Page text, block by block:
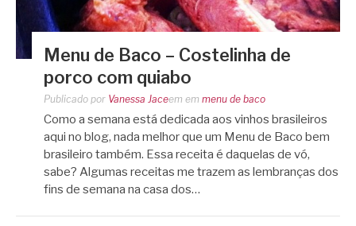
Menu de Baco – Costelinha de
porco com quiabo
Publicado por Vanessa Jaceem em menu de baco
Como a semana está dedicada aos vinhos brasileiros
aqui no blog, nada melhor que um Menu de Baco bem
brasileiro também. Essa receita é daquelas de vó,
sabe? Algumas receitas me trazem as lembranças dos
fins de semana na casa dos…